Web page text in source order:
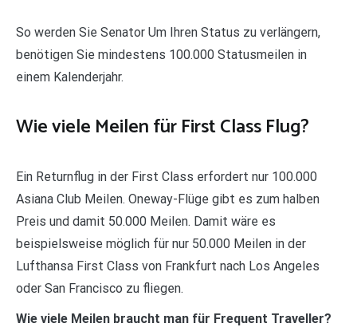
So werden Sie Senator Um Ihren Status zu verlängern,
benötigen Sie mindestens 100.000 Statusmeilen in
einem Kalenderjahr.
Wie viele Meilen für First Class Flug?
Ein Returnflug in der First Class erfordert nur 100.000
Asiana Club Meilen. Oneway-Flüge gibt es zum halben
Preis und damit 50.000 Meilen. Damit wäre es
beispielsweise möglich für nur 50.000 Meilen in der
Lufthansa First Class von Frankfurt nach Los Angeles
oder San Francisco zu fliegen.
Wie viele Meilen braucht man für Frequent Traveller?